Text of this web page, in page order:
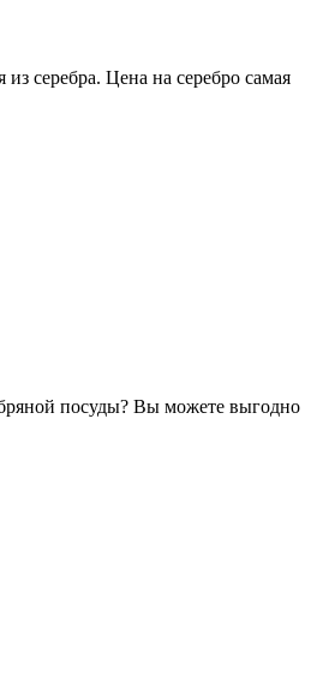
серебра. Цена на серебро самая
посуды? Вы можете выгодно